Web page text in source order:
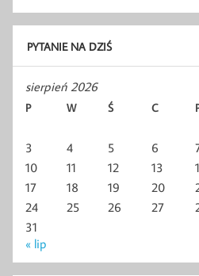
PYTANIE NA DZIŚ
sierpień 2026
P W Ś C
3
4 5 6
10
11 12 13
17
18 19 20
24
25 26 27
31
« lip